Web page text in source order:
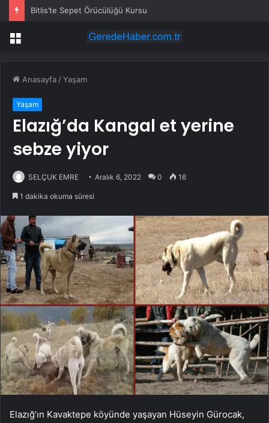
Bitlis’te Sepet Örücülüğü Kursu
Menü
Anasayfa /Yaşam
Yaşam
Elazığ’da Kangal et yerine
sebze yiyor
SELÇUK EMRE Aralık 6, 2022 0 16
1 dakika okuma süresi
Elazığ’ın Kavaktepe köyünde yaşayan Hüseyin Gürocak,